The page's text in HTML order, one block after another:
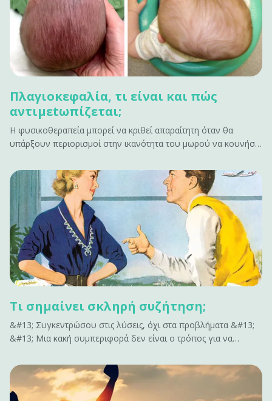
Πλαγιοκεφαλία, τι είναι και πώς
αντιμεtωπίζεται;
Η φυσικοθεραπεία μπορεί να κριθεί απαραίτητη όταν θα
υπάρξουν περιορισμοί στην ικανότητα του μωρού να κουνήσει
σύσπασης.&#13; &#13; Τι είναι η πλαγιοκεφαλία;&#13; Η
πλαγιοκεφoλία είναι η ασύμμετρη θέση των οστών του
κρανίου στο βρέφος.&hellip;
Τι σημαίνει σκληρή συζήτηση;
&#13; Συγκεντρώσου στις λύσεις, όχι στα προβλήματα &#13;
&#13; Μια κακή συμπεριφορά δεν είναι ο τρόπος για να
δεν έχουν αποτέλεσμα. Δεν εμπνέει αλλαγή. Κάνει μόνο τους
ανθρώπους αμυντικούς. Αν έχεις να&hellip;